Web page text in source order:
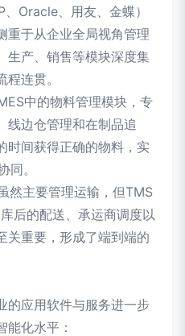
Oracle、用友、金蝶）
重于从企业全局视角管理
生产、销售等模块深度集
连贯。
中的物料管理模块，专
线边仓管理和在制品追
时间获得正确的物料，实
同。
然主要管理运输，但TMS
后的配送、承运商调度以
关重要，形成了端到端的
的应用软件与服务进一步
能化水平：